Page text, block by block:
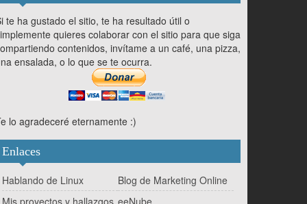
te ha gustado el sitio, te ha resultado útil o
quieres colaborar con el sitio para que siga
contenidos, invítame a un café, una pizza,
ensalada, o lo que se te ocurra.
lo agradeceré eternamente :)
Enlaces
Hablando de Linux
Blog de Marketing Online